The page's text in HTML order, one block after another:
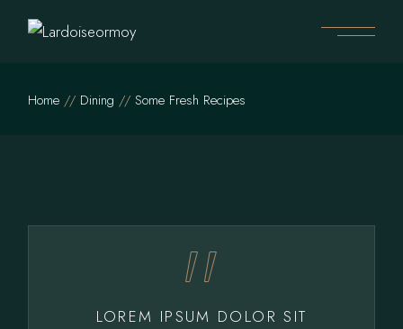
Home Dining Some Fresh Recipes
LOREM IPSUM DOLOR SIT